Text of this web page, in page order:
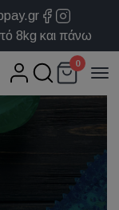
8kg και πάνω
0